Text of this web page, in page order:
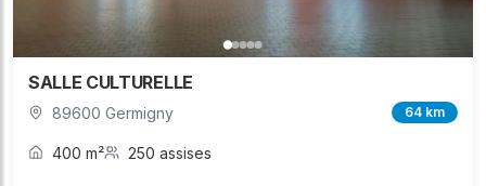
SALLE CULTURELLE
89600 Germigny 64 km
400 m² 250 assises